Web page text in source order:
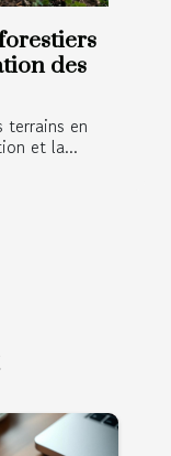
des
terrains en
et la...